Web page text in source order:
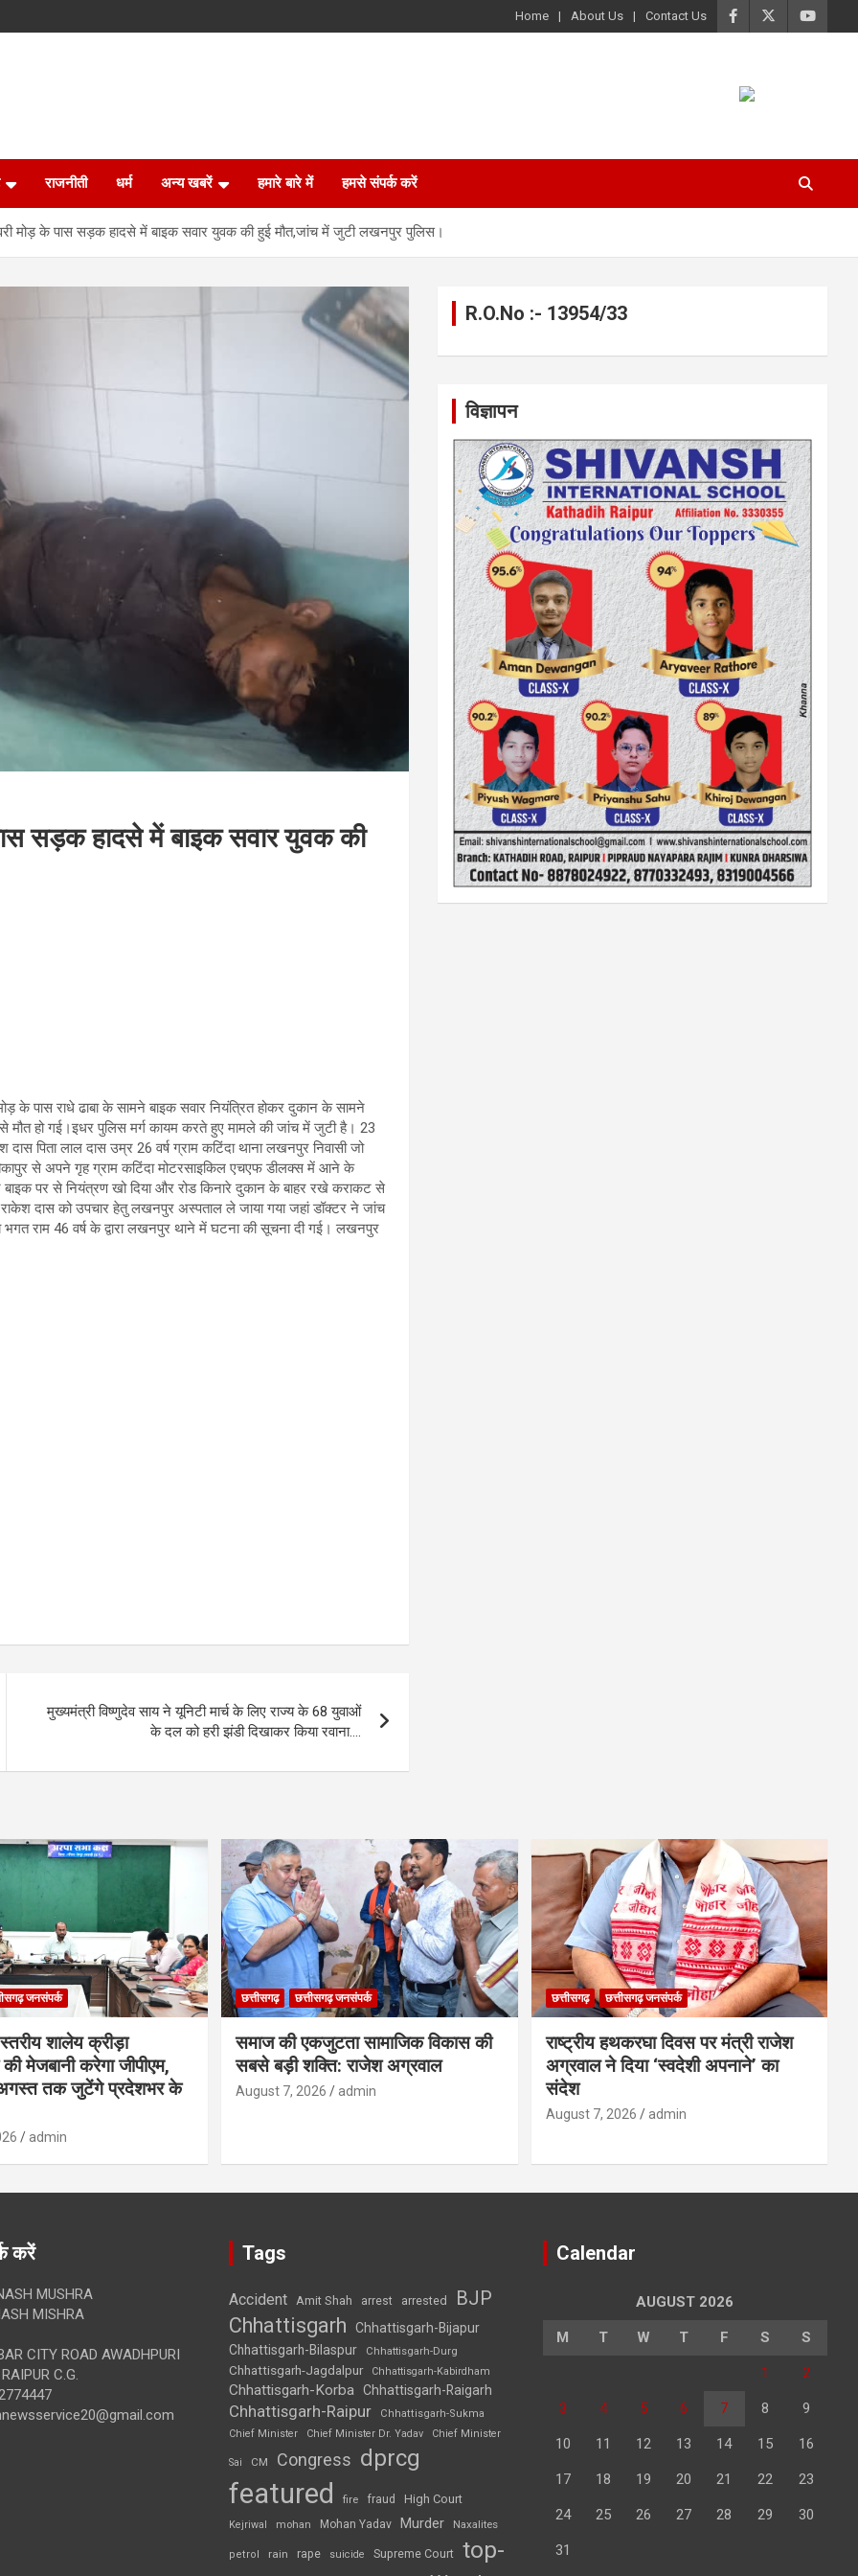
Home About Us Contact Us
राजनीती धर्म अन्य खबरें हमारे बारे में हमसे संपर्क करें
मोड़ के पास सड़क हादसे में बाइक सवार युवक की हुई मौत,जांच में जुटी लखनपुर पुलिस।
सड़क हादसे में बाइक सवार युवक की
के पास राधे ढाबा के सामने बाइक सवार नियंत्रित होकर दुकान के सामने
हो गई।इधर पुलिस मर्ग कायम करते हुए मामले की जांच में जुटी है। 23
पिता लाल दास उम्र 26 वर्ष ग्राम कटिंदा थाना लखनपुर निवासी जो
से अपने गृह ग्राम कटिंदा मोटरसाइकिल एचएफ डीलक्स में आने के
बाइक पर से नियंत्रण खो दिया और रोड किनारे दुकान के बाहर रखे कराकट से
दास को उपचार हेतु लखनपुर अस्पताल ले जाया गया जहां डॉक्टर ने जांच
भगत राम 46 वर्ष के द्वारा लखनपुर थाने में घटना की सूचना दी गई। लखनपुर
मुख्यमंत्री विष्णुदेव साय ने यूनिटी मार्च के लिए राज्य के 68 युवाओं
के दल को हरी झंडी दिखाकर किया रवाना….
R.O.No :- 13954/33
विज्ञापन
जनसंपर्क
शालेय क्रीड़ा
की मेजबानी करेगा जीपीएम,
तक जुटेंगे प्रदेशभर के
admin
छत्तीसगढ़ छत्तीसगढ़ जनसंपर्क
समाज की एकजुटता सामाजिक विकास की
सबसे बड़ी शक्ति: राजेश अग्रवाल
August 7, 2026 admin
छत्तीसगढ़ छत्तीसगढ़ जनसंपर्क
राष्ट्रीय हथकरघा दिवस पर मंत्री राजेश
अग्रवाल ने दिया ‘स्वदेशी अपनाने’ का
संदेश
August 7, 2026 admin
करें
MUSHRA
MISHRA
CITY ROAD AWADHPURI
C.G.
Tags
Accident Amit Shah arrest arrested BJP
Chhattisgarh
Chhattisgarh-Bijapur
Chhattisgarh-Bilaspur
Chhattisgarh-Durg
Chhattisgarh-Jagdalpur Chhattisgarh-Kabirdham
Chhattisgarh-Korba Chhattisgarh-Raigarh
Chhattisgarh-Raipur
Chhattisgarh-Sukma
Chief Minister
Chief Minister Dr. Yadav Chief Minister
Sai CM Congress dprcg
featured fire fraud High Court
Kejriwal mohan Mohan Yadav Murder Naxalites
petrol rain rape suicide Supreme Court top-
Calendar
AUGUST 2026
M T W T F S S
1 2
3 4 5 6 7 8 9
10 11 12 13 14 15 16
17 18 19 20 21 22 23
24 25 26 27 28 29 30
31